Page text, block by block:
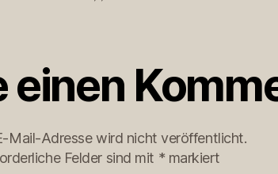
einen
Mail-Adresse wird nicht veröffentlicht.
Felder sind mit * markiert